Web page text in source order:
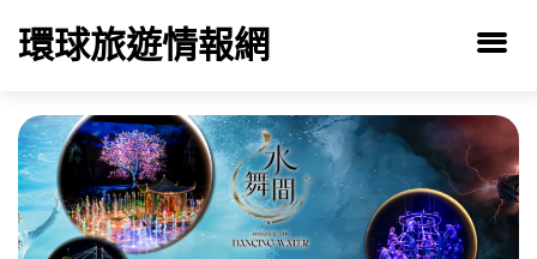
環球旅遊情報網